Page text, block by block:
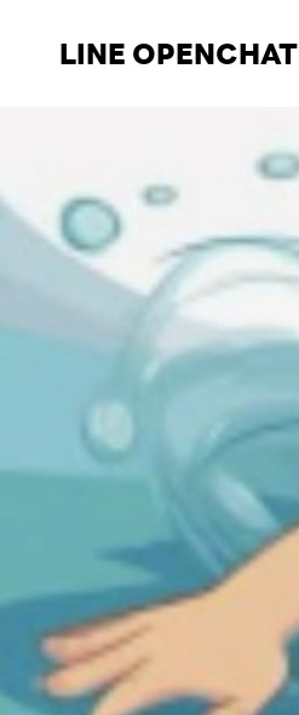
LINE OPENCHAT